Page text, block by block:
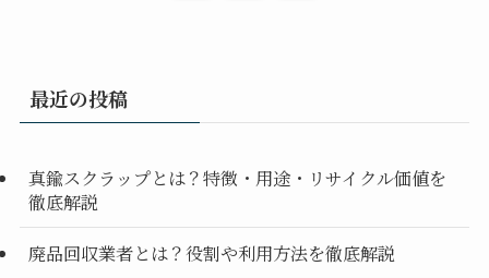
最近の投稿
真鍮スクラップとは？特徴・用途・リサイクル価値を
徹底解説
廃品回収業者とは？役割や利用方法を徹底解説